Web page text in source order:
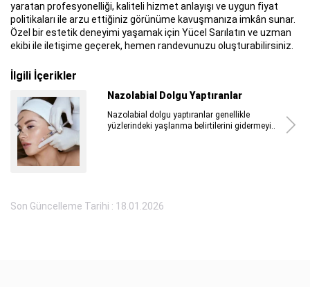
yaratan profesyonelliği, kaliteli hizmet anlayışı ve uygun fiyat
politikaları ile arzu ettiğiniz görünüme kavuşmanıza imkân sunar.
Özel bir estetik deneyimi yaşamak için Yücel Sarılatın ve uzman
ekibi ile iletişime geçerek, hemen randevunuzu oluşturabilirsiniz.
İlgili İçerikler
Plastik Cerrahi Ben Aldırma Sonrası
Plastik cerrahi ben aldırma sonrası hem
benlerin değerlendirilmesi...
Son Güncelleme Tarihi : 18.01.2026